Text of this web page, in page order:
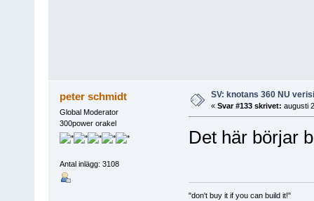
peter schmidt
Global Moderator
300power orakel
Antal inlägg: 3108
SV: knotans 360 NU
« Svar #133 skrivet: augusti
Det här börjar
"don't buy it if you can build it!"